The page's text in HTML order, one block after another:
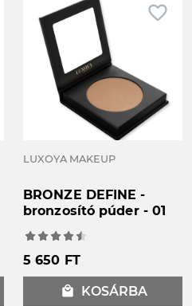
favorite_border
LUXOYA MAKEUP
BRONZE DEFINE -
bronzosító púder - 01
5 650 FT
local_mall KOSÁRBA